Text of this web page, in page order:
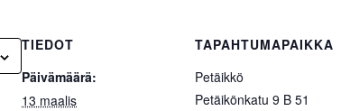
TIEDOT
Päivämäärä:
13 maalis
TAPAHTUMAPAIKKA
Petäikkö
Petäikönkatu 9 B 51